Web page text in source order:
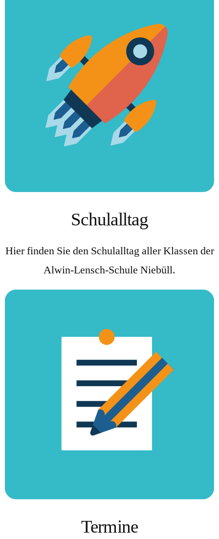
Schulalltag
Hier finden Sie den Schulalltag aller Klassen der
Alwin-Lensch-Schule Niebüll.
Termine